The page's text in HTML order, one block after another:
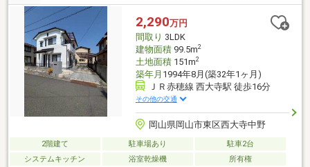
2,290万円
間取り 3LDK
建物面積99.5m2
土地面積151m2
築年月 1994年8月(築32年1ヶ月)
ＪＲ赤穂線 西大寺駅 徒歩16分
その他の交通
岡山県岡山市東区西大寺中野
2階建て 駐車場あり
駐車2台
システムキッチン
浴室乾燥機 所有権